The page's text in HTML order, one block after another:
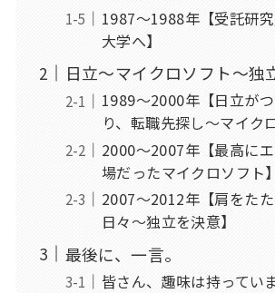
1987～1988年【受託研
大学へ】
日立～マイクロソフト～独
1989～2000年【日立が
り、転職先探し～マイク
2000～2007年【最高に
場だったマイクロソフト】
2007～2012年【肩をた
日々～独立を決意】
最後に、一言。
皆さん、趣味は持ってい